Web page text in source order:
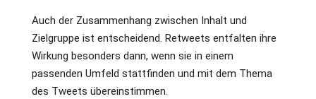
Auch der Zusammenhang zwischen Inhalt und
Zielgruppe ist entscheidend. Retweets entfalten ihre
Wirkung besonders dann, wenn sie in einem
passenden Umfeld stattfinden und mit dem Thema
des Tweets übereinstimmen.